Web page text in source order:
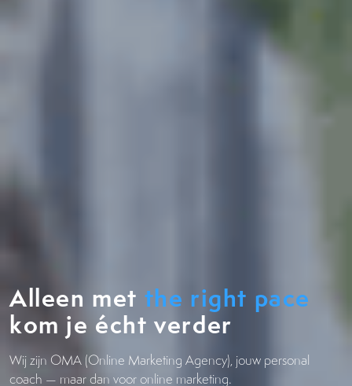
Alleen met the right pace
kom je écht verder
Wij zijn OMA (Online Marketing Agency), jouw personal
coach — maar dan voor online marketing.